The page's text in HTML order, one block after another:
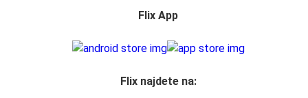
Flix App
Flix najdete na: